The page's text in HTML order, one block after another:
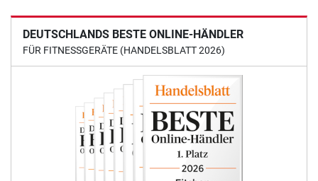
DEUTSCHLANDS BESTE ONLINE-HÄNDLER
FÜR FITNESSGERÄTE (HANDELSBLATT 2026)